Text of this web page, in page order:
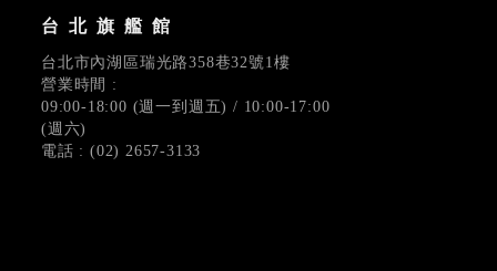
台北旗艦館
台北市內湖區瑞光路358巷32號1樓
營業時間 :
09:00-18:00 (週一到週五) / 10:00-17:00
(週六)
電話 : (02) 2657-3133